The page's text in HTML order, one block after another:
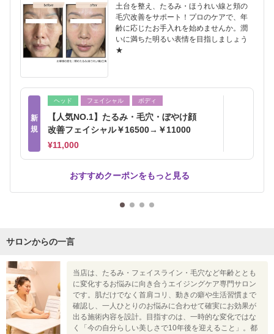
土台を整え、たるみ・ほうれい線と頬の
毛穴改善をサポート！プロのケアで、年
齢に応じたお手入れを始めませんか。潤
いに満ちた明るい表情を目指しましょう
★
新
規
ヘッド フェイシャル ボディ
【人気NO.1】たるみ・毛穴・ぼやけ顔
改善フェイシャル￥16500→￥11000
¥11,000
おすすめクーポンをもっと見る
サロンからの一言
当店は、たるみ・フェイスライン・毛穴など年齢ととも
に変化するお悩みに向き合うエイジングケア専門サロン
です。肌だけでなく首肩コリ、動きの癖や生活習慣まで
確認し、一人ひとりのお悩みに合わせて確実にお効果が
出る施術内容を設計。目指すのは、一時的な変化ではな
く「今の自分らしい美しさで10年後を迎えること」。都